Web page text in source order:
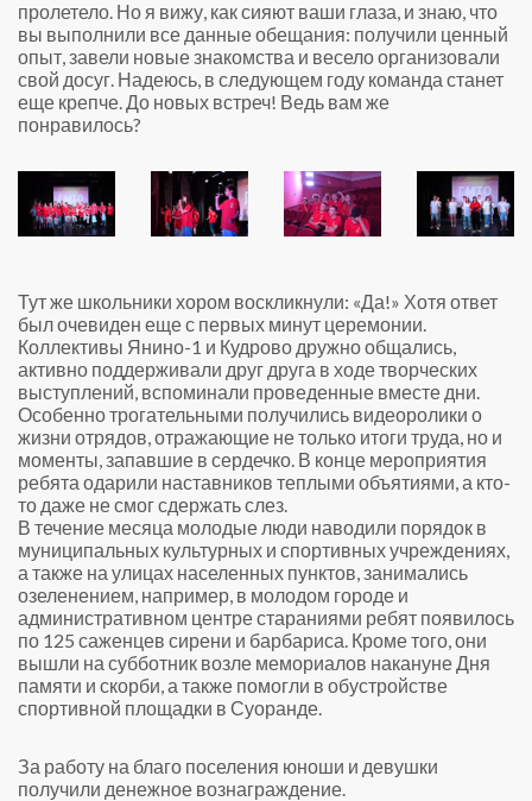
пролетело. Но я вижу, как сияют ваши глаза, и знаю, что
вы выполнили все данные обещания: получили ценный
опыт, завели новые знакомства и весело организовали
свой досуг. Надеюсь, в следующем году команда станет
еще крепче. До новых встреч! Ведь вам же
понравилось?
Тут же школьники хором воскликнули: «Да!» Хотя ответ
был очевиден еще с первых минут церемонии.
Коллективы Янино-1 и Кудрово дружно общались,
активно поддерживали друг друга в ходе творческих
выступлений, вспоминали проведенные вместе дни.
Особенно трогательными получились видеоролики о
жизни отрядов, отражающие не только итоги труда, но и
моменты, запавшие в сердечко. В конце мероприятия
ребята одарили наставников теплыми объятиями, а кто-
то даже не смог сдержать слез.
В течение месяца молодые люди наводили порядок в
муниципальных культурных и спортивных учреждениях,
а также на улицах населенных пунктов, занимались
озеленением, например, в молодом городе и
административном центре стараниями ребят появилось
по 125 саженцев сирени и барбариса. Кроме того, они
вышли на субботник возле мемориалов накануне Дня
памяти и скорби, а также помогли в обустройстве
спортивной площадки в Суоранде.
За работу на благо поселения юноши и девушки
получили денежное вознаграждение.